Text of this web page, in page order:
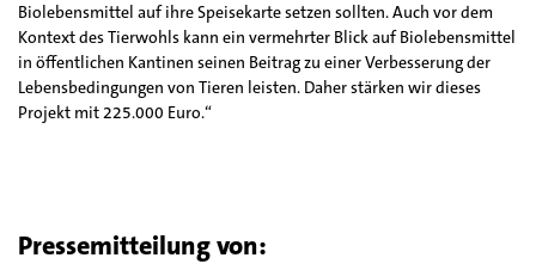
Biolebensmittel auf ihre Speisekarte setzen sollten. Auch vor dem
Kontext des Tierwohls kann ein vermehrter Blick auf Biolebensmittel
in öffentlichen Kantinen seinen Beitrag zu einer Verbesserung der
Lebensbedingungen von Tieren leisten. Daher stärken wir dieses
Projekt mit 225.000 Euro.“
Pressemitteilung von: